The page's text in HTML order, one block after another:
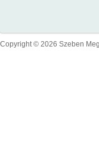
Copyright © 2026 Szeben